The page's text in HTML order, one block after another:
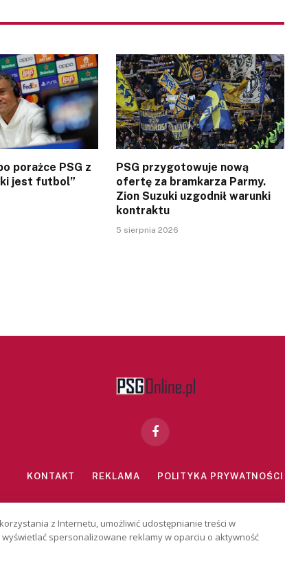
porażce PSG z
jest futbol”
PSG przygotowuje nową
ofertę za bramkarza Parmy.
Zion Suzuki uzgodnił warunki
kontraktu
5 sierpnia 2026
Facebook
KONTAKT REKLAMA POLITYKA PRYWATNOŚCI
PSGonline.pl
z Internetu, umożliwić udostępnianie treści w
spersonalizowane reklamy w oparciu o aktywność